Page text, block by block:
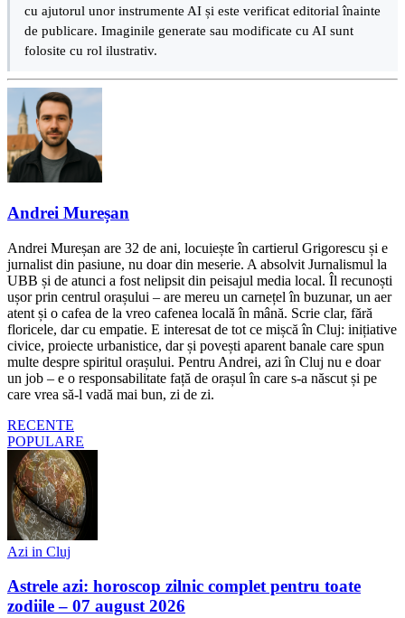
cu ajutorul unor instrumente AI și este verificat editorial înainte
de publicare. Imaginile generate sau modificate cu AI sunt
folosite cu rol ilustrativ.
Andrei Mureșan
Andrei Mureșan are 32 de ani, locuiește în cartierul Grigorescu și e
jurnalist din pasiune, nu doar din meserie. A absolvit Jurnalismul la
UBB și de atunci a fost nelipsit din peisajul media local. Îl recunoști
ușor prin centrul orașului – are mereu un carnețel în buzunar, un aer
atent și o cafea de la vreo cafenea locală în mână. Scrie clar, fără
floricele, dar cu empatie. E interesat de tot ce mișcă în Cluj: inițiative
civice, proiecte urbanistice, dar și povești aparent banale care spun
multe despre spiritul orașului. Pentru Andrei, azi în Cluj nu e doar
un job – e o responsabilitate față de orașul în care s-a născut și pe
care vrea să-l vadă mai bun, zi de zi.
RECENTE
POPULARE
Azi in Cluj
Astrele azi: horoscop zilnic complet pentru toate
zodiile – 07 august 2026